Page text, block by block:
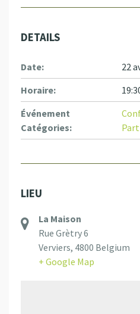
DETAILS
Date:
22
Horaire:
Événement
Catégories:
LIEU
La Maison
Rue Grètry 6
Verviers, 4800 Belgium
+ Google Map